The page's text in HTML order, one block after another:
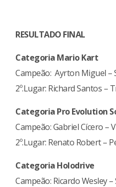
RESULTADO FINAL
Categoria Mario Kart
Campeão: Ayrton Miguel –
2º.Lugar: Richard Santos –
Categoria Pro Evolution
Campeão: Gabriel Cícero –
2º.Lugar: Renato Robert –
Categoria Holodrive
Campeão: Ricardo Wesley